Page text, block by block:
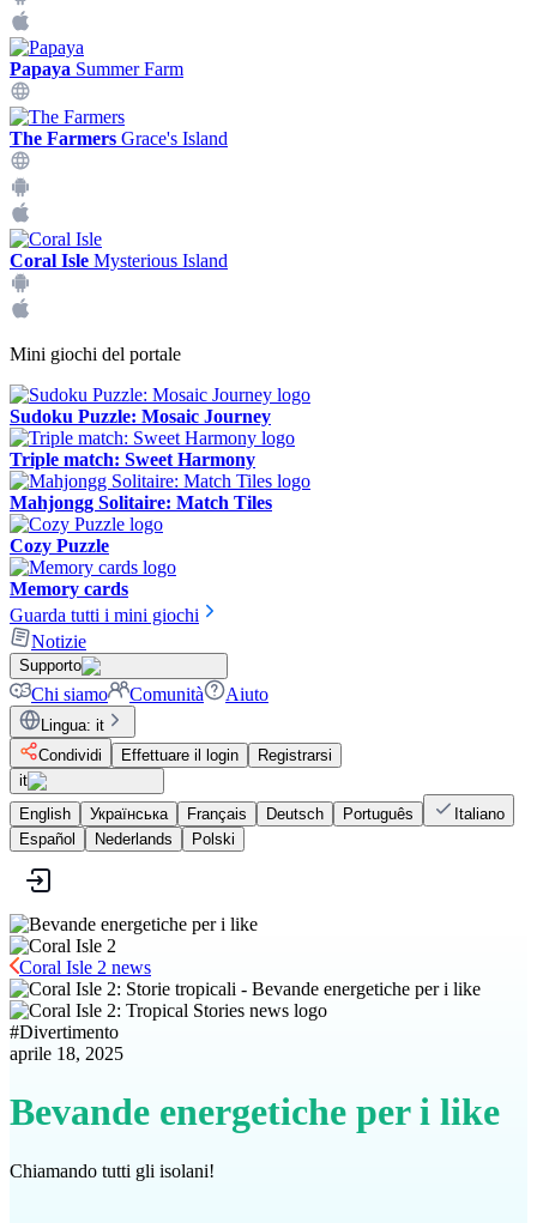
Papaya Summer Farm
The Farmers Grace's Island
Coral Isle Mysterious Island
Mini giochi del portale
Sudoku Puzzle: Mosaic Journey
Triple match: Sweet Harmony
Mahjongg Solitaire: Match Tiles
Cozy Puzzle
Memory cards
Guarda tutti i mini giochi
Notizie
Supporto
Chi siamo Comunità Aiuto
Lingua: it
Condividi
Effettuare il login
Registrarsi
it
English
Українська Français Deutsch Português
Italiano
Español
Nederlands Polski
Coral Isle 2 news
#Divertimento
aprile 18, 2025
Bevande energetiche per i like
Chiamando tutti gli isolani!